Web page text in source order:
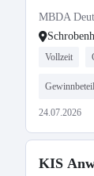
MBDA
Vollzeit
24.07.2026
KIS